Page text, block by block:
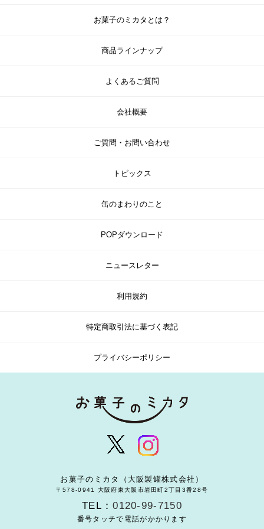
お菓子のミカタとは？
商品ラインナップ
よくあるご質問
会社概要
ご質問・お問い合わせ
トピックス
缶のまわりのこと
POPダウンロード
ニュースレター
利用規約
特定商取引法に基づく表記
プライバシーポリシー
お菓子のミカタ（大阪製罐株式会社）
〒578-0941 大阪府東大阪市岩田町2丁目3番28号
TEL：0120-99-7150
番号タッチで電話がかかります